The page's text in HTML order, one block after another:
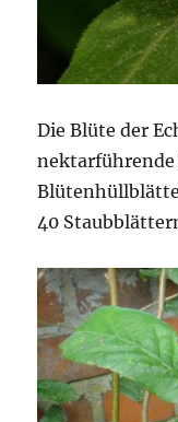
Die Blüte der
nektarführende
40